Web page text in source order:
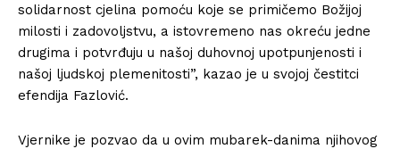
solidarnost cjelina pomoću koje se primičemo Božijoj
milosti i zadovoljstvu, a istovremeno nas okreću jedne
drugima i potvrđuju u našoj duhovnoj upotpunjenosti i
našoj ljudskoj plemenitosti”, kazao je u svojoj čestitci
efendija Fazlović.
Vjernike je pozvao da u ovim mubarek-danima njihovog